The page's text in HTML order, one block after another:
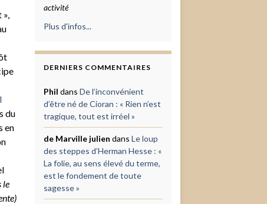
»,
du
en
le
activité
Plus d'infos...
DERNIERS COMMENTAIRES
Phil dans De l’inconvénient
d’être né de Cioran : « Rien n’est
tragique, tout est irréel »
de Marville julien dans Le loup
des steppes d’Herman Hesse : «
La folie, au sens élevé du terme,
est le fondement de toute
sagesse »